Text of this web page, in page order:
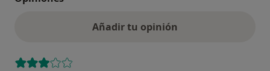
Añadir tu opinión